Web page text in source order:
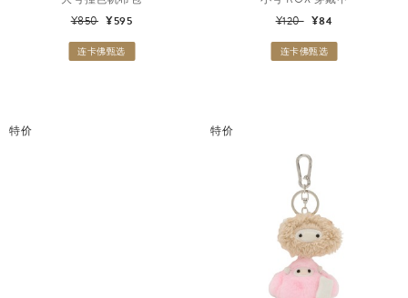
¥850 ¥595
连卡佛甄选
¥120 ¥84
连卡佛甄选
特价 特价